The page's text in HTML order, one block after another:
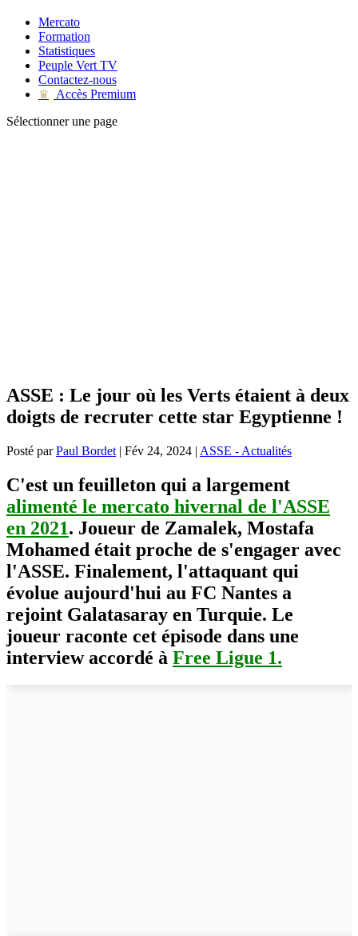
Mercato
Formation
Statistiques
Peuple Vert TV
Contactez-nous
♛
Accès Premium
Sélectionner une page
ASSE : Le jour où les Verts étaient à deux
doigts de recruter cette star Egyptienne !
Posté parPaul Bordet | Fév 24, 2024 | ASSE - Actualités
C'est un feuilleton qui a largement
alimenté le mercato hivernal de l'ASSE
en 2021. Joueur de Zamalek, Mostafa
Mohamed était proche de s'engager avec
l'ASSE. Finalement, l'attaquant qui
évolue aujourd'hui au FC Nantes a
rejoint Galatasaray en Turquie. Le
joueur raconte cet épisode dans une
interview accordé à Free Ligue 1.